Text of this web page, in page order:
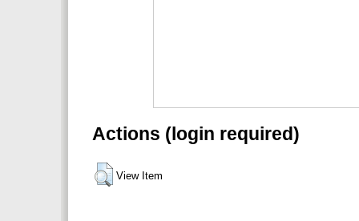
Actions (login required)
View Item